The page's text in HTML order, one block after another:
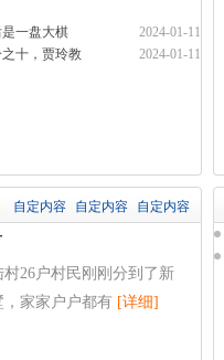
2024-01-11
一盘大棋
2024-01-11
十，贾玲教
自定内容 自定内容 自定内容
26户村民刚刚分到了新
家家户户都有 [详细]